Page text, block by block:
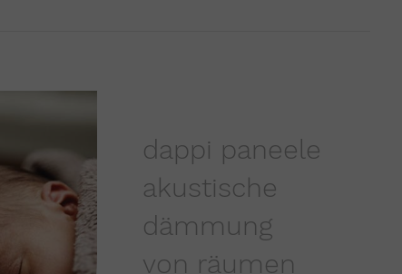
dappi paneele
akustische
dämmung
von räumen